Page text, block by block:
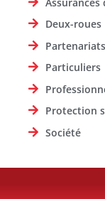
Deux-roues
Partenariats
Particuliers
Protection
Société